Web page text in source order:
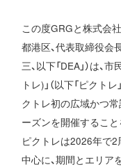
この度GRGと株式会
都港区、代表取締役会
三、以下「DEA」）は
トレ)」（以下「ピクト
クトレ初の広域かつ
ーズンを開催すること
ピクトレは2026年で2
中心に、期間とエリア